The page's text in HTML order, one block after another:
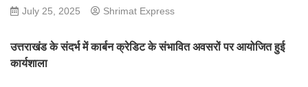
July 25, 2025 Shrimat Express
उत्तराखंड के संदर्भ में कार्बन क्रेडिट के संभावित अवसरों पर आयोजित हुई
कार्यशाला